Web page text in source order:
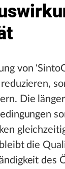
von
Die
die
des